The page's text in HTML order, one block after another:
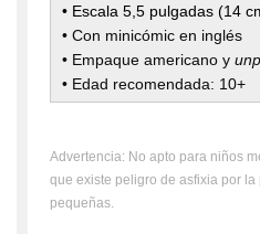
• Escala 5,5 pulgadas (14
• Con minicómic en inglés
• Empaque americano y
• Edad recomendada: 10+
Advertencia: No apto para niños
que existe peligro de asfixia por
pequeñas.